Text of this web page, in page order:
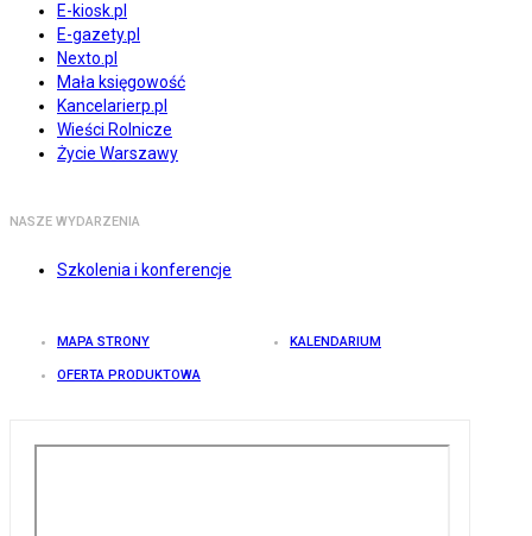
E-kiosk.pl
E-gazety.pl
Nexto.pl
Mała księgowość
Kancelarierp.pl
Wieści Rolnicze
Życie Warszawy
NASZE WYDARZENIA
Szkolenia i konferencje
MAPA STRONY KALENDARIUM
OFERTA PRODUKTOWA